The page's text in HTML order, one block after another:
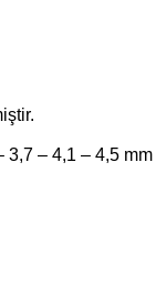
3,7 – 4,1 – 4,5 mm